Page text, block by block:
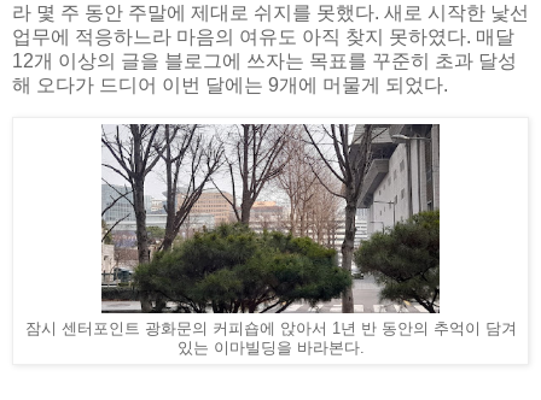
라 몇 주 동안 주말에 제대로 쉬지를 못했다. 새로 시작한 낯선
업무에 적응하느라 마음의 여유도 아직 찾지 못하였다. 매달
12개 이상의 글을 블로그에 쓰자는 목표를 꾸준히 초과 달성
해 오다가 드디어 이번 달에는 9개에 머물게 되었다.
잠시 센터포인트 광화문의 커피숍에 앉아서 1년 반 동안의 추억이 담겨
있는 이마빌딩을 바라본다.